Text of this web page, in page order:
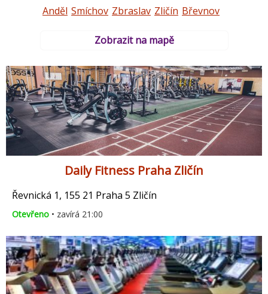
Anděl Smíchov Zbraslav Zličín Břevnov
Zobrazit na mapě
Daily Fitness Praha Zličín
Řevnická 1, 155 21 Praha 5 Zličín
Otevřeno • zavírá 21:00